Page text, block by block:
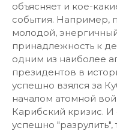
объясняет и кое-
события. Например,
молодой,
принадлежность к
одним из наиболее
президентов в
успешно взялся за
началом атомной
Карибский кризис. И
успешно